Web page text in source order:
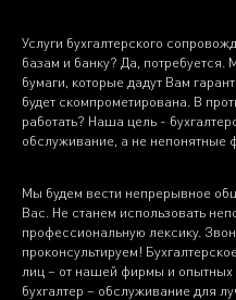
Услуги бухгалтерского
базам и банку? Да,
бумаги, которые дадут Вам
будет скомпрометирована. В
работать? Наша цель -
обслуживание, а не непонятные
Мы будем вести непрерывное
Вас. Не станем использовать
профессиональную лексику.
проконсультируем!
лиц – от нашей фирмы и
бухгалтер – обслуживание для